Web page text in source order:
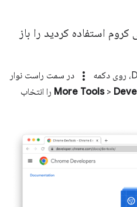
استفاده کردید را باز
more_vert
در سمت راست نوار
More Tools>
را انتخاب